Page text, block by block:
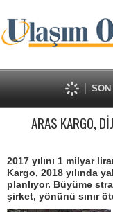
ARAS KARGO,
2017 yılını 1 milyar
Kargo, 2018 yılında
planlıyor. Büyüme
şirket, yönünü sınır